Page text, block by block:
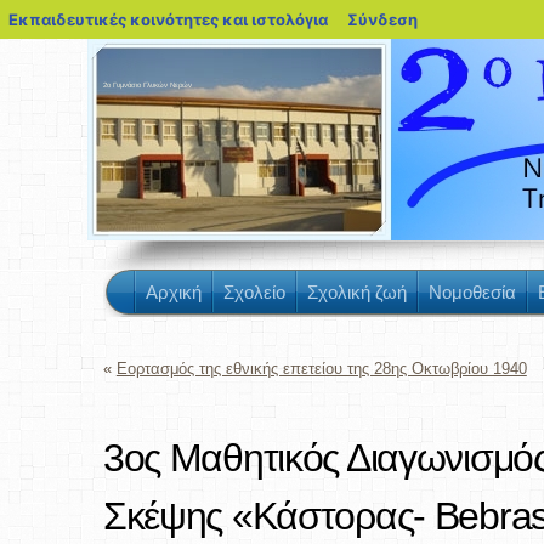
Εκπαιδευτικές κοινότητες και ιστολόγια blogs.sch.gr
Σύνδεση
2ο Γυμνάσιο Γλυκών Νερών
Αρχική Σχολείο Σχολική ζωή Νομοθεσία
« Εορτασμός της εθνικής επετείου της 28ης Οκτωβρίου 1940
3ος Μαθητικός
Σκέψης «Κάστορας-